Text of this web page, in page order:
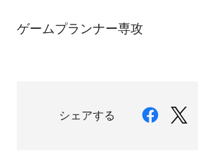
ゲームプランナー専攻
シェアする